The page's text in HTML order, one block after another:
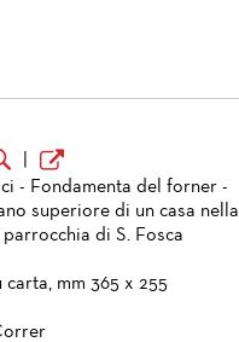
- Fondamenta del forner -
superiore di un casa nella
di S. Fosca
mm 365 x 255